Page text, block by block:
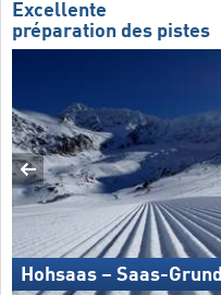
Excellente
préparation des pistes
Hohsaas – Saas-Grund